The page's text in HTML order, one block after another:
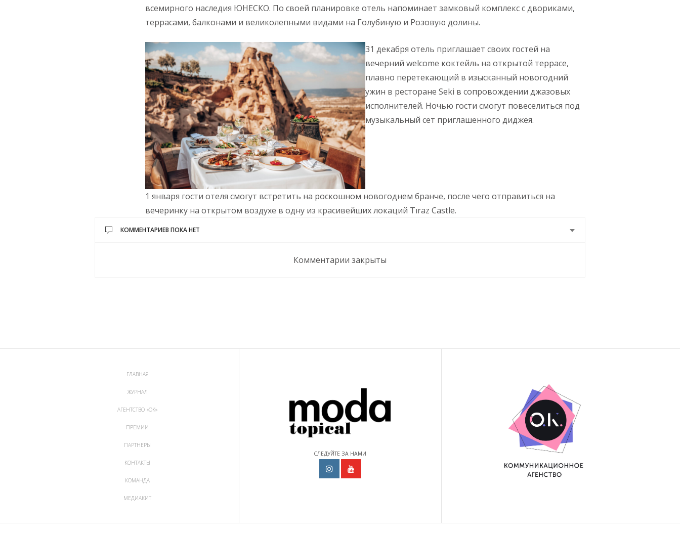
всемирного наследия ЮНЕСКО. По своей планировке отель напоминает замковый комплекс с двориками,
террасами, балконами и великолепными видами на Голубиную и Розовую долины.
31 декабря отель приглашает своих гостей на
вечерний welcome коктейль на открытой террасе,
плавно перетекающий в изысканный новогодний
ужин в ресторане Seki в сопровождении джазовых
исполнителей. Ночью гости смогут повеселиться под
музыкальный сет приглашенного диджея.
1 января гости отеля смогут встретить на роскошном новогоднем бранче, после чего отправиться на
вечеринку на открытом воздухе в одну из красивейших локаций Tıraz Castle.
КОММЕНТАРИЕВ ПОКА НЕТ
Комментарии закрыты
ГЛАВНАЯ
ЖУРНАЛ
АГЕНТСТВО «ОК»
ПРЕМИИ
ПАРТНЕРЫ
КОНТАКТЫ
КОМАНДА
МЕДИАКИТ
СЛЕДУЙТЕ ЗА НАМИ